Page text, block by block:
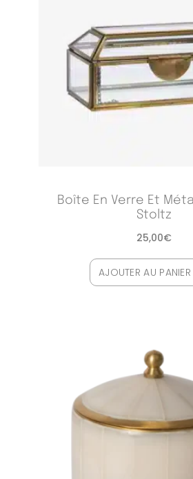
Boîte En Verre Et
Stoltz
25,00€
AJOUTER AU PANIER